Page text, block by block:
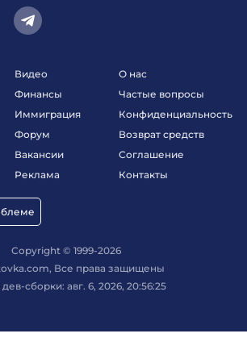
Видео
Финансы
Иммиграция
Форум
Вакансии
Реклама
О нас
Частые вопросы
Конфиденциальность
Возврат средств
Соглашение
Контакты
Copyright © 1999-2026
Все права защищены
сборки: авг. 6, 2026, 20:56:25